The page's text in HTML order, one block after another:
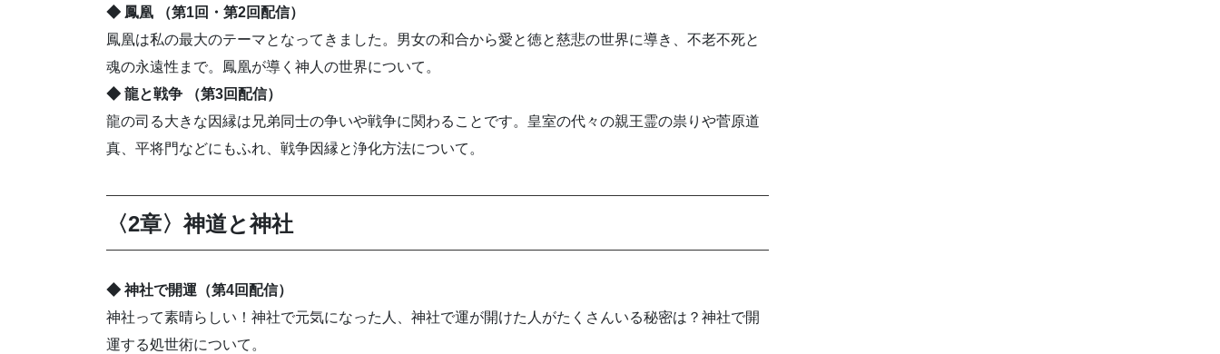
◆ 鳳凰 （第1回・第2回配信）
鳳凰は私の最大のテーマとなってきました。男女の和合から愛と徳と慈悲の世界に導き、不老不死と
魂の永遠性まで。鳳凰が導く神人の世界について。
◆ 龍と戦争 （第3回配信）
龍の司る大きな因縁は兄弟同士の争いや戦争に関わることです。皇室の代々の親王霊の祟りや菅原道
真、平将門などにもふれ、戦争因縁と浄化方法について。
〈2章〉神道と神社
◆ 神社で開運（第4回配信）
神社って素晴らしい！神社で元気になった人、神社で運が開けた人がたくさんいる秘密は？神社で開
運する処世術について。